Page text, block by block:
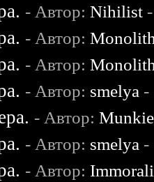
- Автор:Nihilist
- Автор:
- Автор:
- Автор: smelya -
- Автор:Munkie
- Автор: smelya -
- Автор: